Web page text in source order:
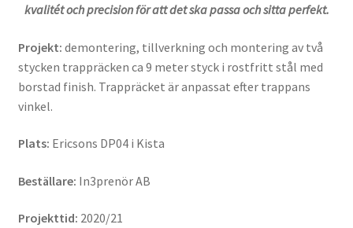
kvalitét och precision för att det ska passa och sitta perfekt.
Projekt: demontering, tillverkning och montering av två
stycken trappräcken ca 9 meter styck i rostfritt stål med
borstad finish. Trappräcket är anpassat efter trappans
vinkel.
Plats: Ericsons DP04 i Kista
Beställare: In3prenör AB
Projekttid: 2020/21